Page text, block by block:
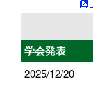
学会発表
2025/12/20